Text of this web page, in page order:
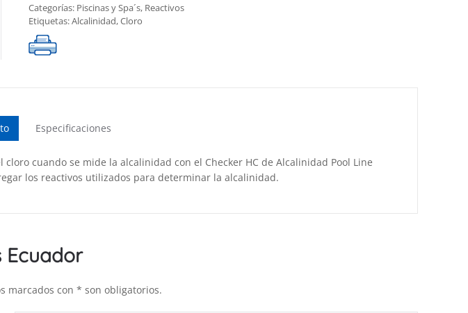
Categorías: Piscinas y Spa´s, Reactivos
Etiquetas:Alcalinidad,Cloro
Especificaciones
cuando se mide la alcalinidad con el Checker HC de Alcalinidad Pool Line
los reactivos utilizados para determinar la alcalinidad.
Ecuador
marcados con * son obligatorios.